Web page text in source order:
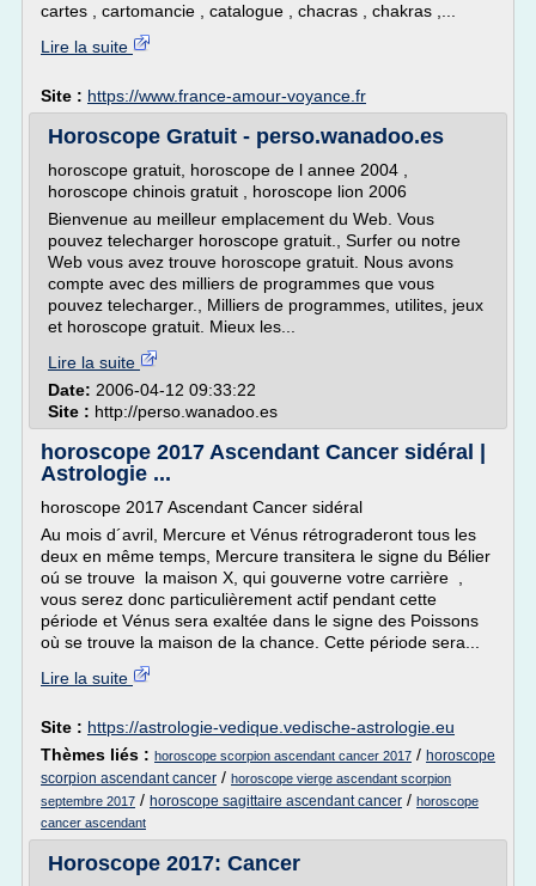
cartes , cartomancie , catalogue , chacras , chakras ,...
Lire la suite
Site : https://www.france-amour-voyance.fr
Horoscope Gratuit - perso.wanadoo.es
horoscope gratuit, horoscope de l annee 2004 ,
horoscope chinois gratuit , horoscope lion 2006
Bienvenue au meilleur emplacement du Web. Vous
pouvez telecharger horoscope gratuit., Surfer ou notre
Web vous avez trouve horoscope gratuit. Nous avons
compte avec des milliers de programmes que vous
pouvez telecharger., Milliers de programmes, utilites, jeux
et horoscope gratuit. Mieux les...
Lire la suite
Date: 2006-04-12 09:33:22
Site : http://perso.wanadoo.es
horoscope 2017 Ascendant Cancer sidéral |
Astrologie ...
horoscope 2017 Ascendant Cancer sidéral
Au mois d´avril, Mercure et Vénus rétrograderont tous les
deux en même temps, Mercure transitera le signe du Bélier
oú se trouve la maison X, qui gouverne votre carrière ,
vous serez donc particulièrement actif pendant cette
période et Vénus sera exaltée dans le signe des Poissons
où se trouve la maison de la chance. Cette période sera...
Lire la suite
Site : https://astrologie-vedique.vedische-astrologie.eu
Thèmes liés : horoscope scorpion ascendant cancer 2017 / horoscope
scorpion ascendant cancer / horoscope vierge ascendant scorpion
septembre 2017 / horoscope sagittaire ascendant cancer / horoscope
cancer ascendant
Horoscope 2017: Cancer